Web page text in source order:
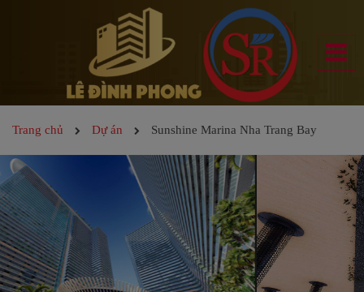
Trang chủ Dự án Sunshine Marina Nha Trang Bay